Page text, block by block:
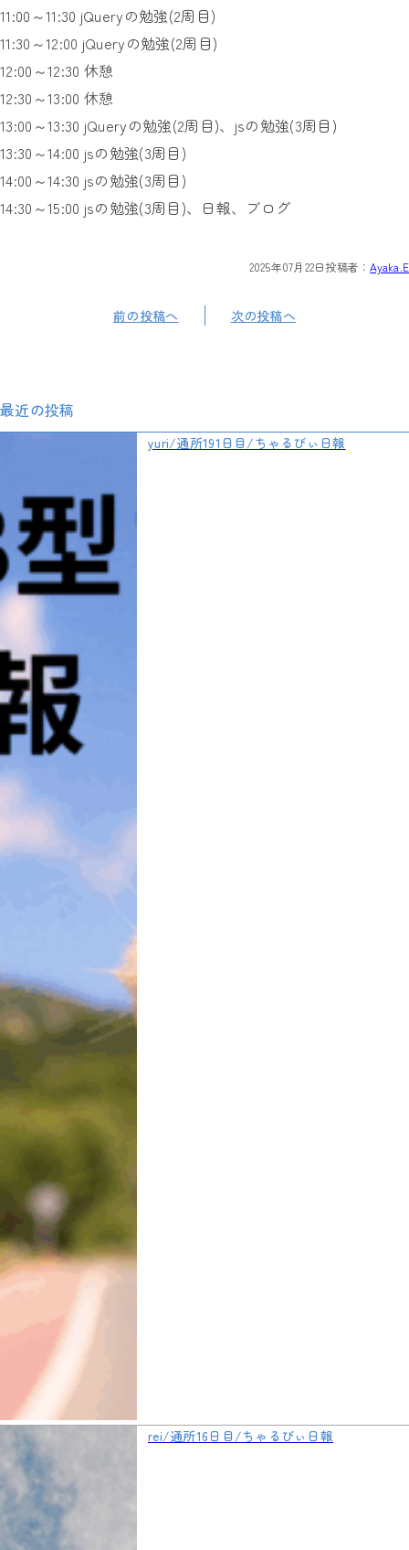
11:00～11:30 jQueryの勉強(2周目)
11:30～12:00 jQueryの勉強(2周目)
12:00～12:30 休憩
12:30～13:00 休憩
13:00～13:30 jQueryの勉強(2周目)、jsの勉強(3周目)
13:30～14:00 jsの勉強(3周目)
14:00～14:30 jsの勉強(3周目)
14:30～15:00 jsの勉強(3周目)、日報、ブログ
2025年07月22日投稿者：Ayaka.E
前の投稿へ 次の投稿へ
最近の投稿
yuri/通所191日目/ちゃるびぃ日報
rei/通所16日目/ちゃるびぃ日報